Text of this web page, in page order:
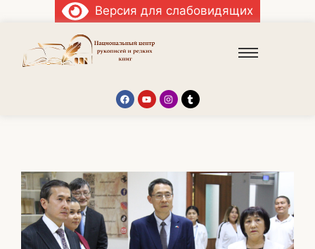
Версия для слабовидящих